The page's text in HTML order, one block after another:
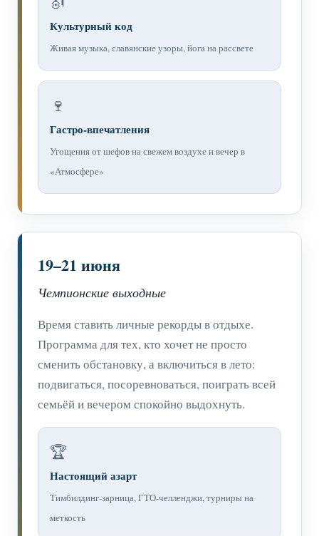
Культурный код
Живая музыка, славянские узоры, йога на рассвете
🍷
Гастро-впечатления
Угощения от шефов на свежем воздухе и вечер в
«Атмосфере»
19–21 июня
Чемпионские выходные
Время ставить личные рекорды в отдыхе.
Программа для тех, кто хочет не просто
сменить обстановку, а включиться в лето:
подвигаться, посоревноваться, поиграть всей
семьёй и вечером спокойно выдохнуть.
🏆
Настоящий азарт
Тимбилдинг-зарница, ГТО-челленджи, турниры на
меткость